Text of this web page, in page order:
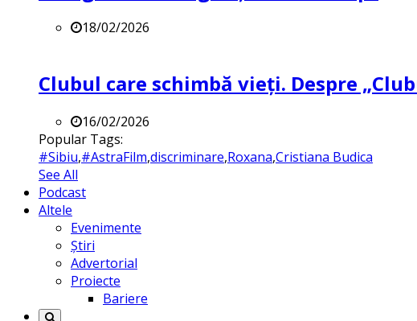
18/02/2026
Clubul care schimbă vieți. Despre
16/02/2026
Popular Tags:
#Sibiu,#AstraFilm,discriminare,Roxana,Cristiana Budica
See All
Podcast
Altele
Evenimente
Știri
Advertorial
Proiecte
Bariere